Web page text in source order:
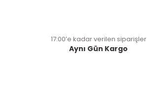
17:00’e kadar verilen siparişler
Aynı Gün Kargo